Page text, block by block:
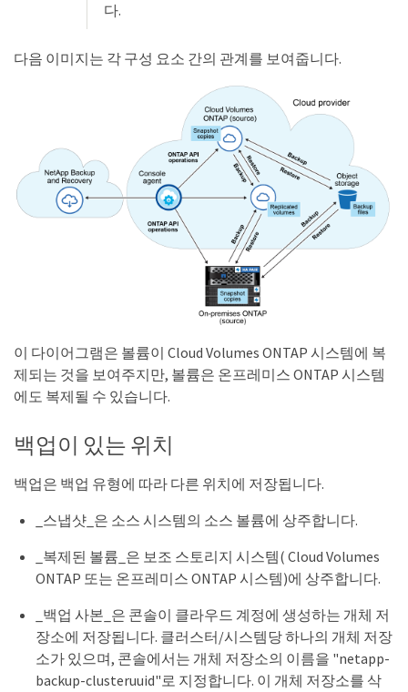
다.
다음 이미지는 각 구성 요소 간의 관계를 보여줍니다.
이 다이어그램은 볼륨이 Cloud Volumes ONTAP 시스템에 복
제되는 것을 보여주지만, 볼륨은 온프레미스 ONTAP 시스템
에도 복제될 수 있습니다.
백업이 있는 위치
백업은 백업 유형에 따라 다른 위치에 저장됩니다.
_스냅샷_은 소스 시스템의 소스 볼륨에 상주합니다.
_복제된 볼륨_은 보조 스토리지 시스템( Cloud Volumes
ONTAP 또는 온프레미스 ONTAP 시스템)에 상주합니다.
_백업 사본_은 콘솔이 클라우드 계정에 생성하는 개체 저
장소에 저장됩니다. 클러스터/시스템당 하나의 개체 저장
소가 있으며, 콘솔에서는 개체 저장소의 이름을 "netapp-
backup-clusteruuid"로 지정합니다. 이 개체 저장소를 삭